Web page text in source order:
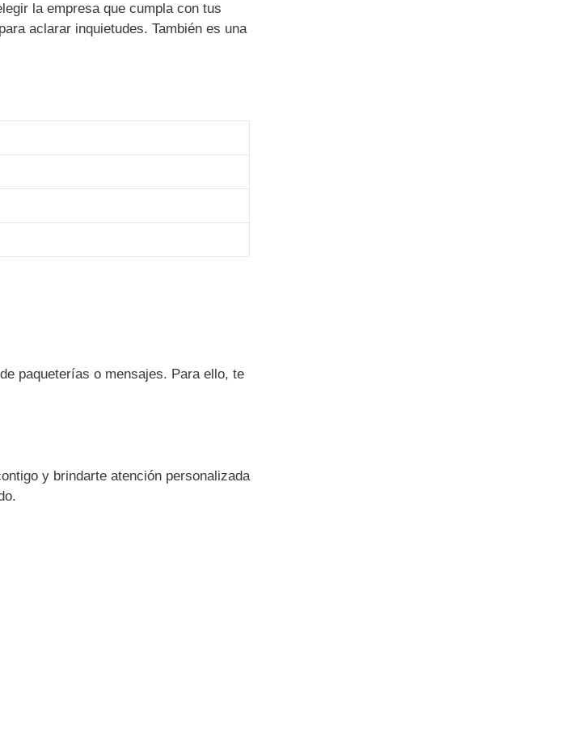
la empresa que cumpla con tus
aclarar inquietudes. También es una
paqueterías o mensajes. Para ello, te
y brindarte atención personalizada